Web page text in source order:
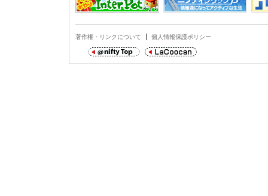
著作権・リンクについて 個人情報保護ポリシー